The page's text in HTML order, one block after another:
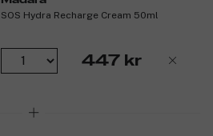
SOS Hydra Recharge Cream 50ml
447 kr